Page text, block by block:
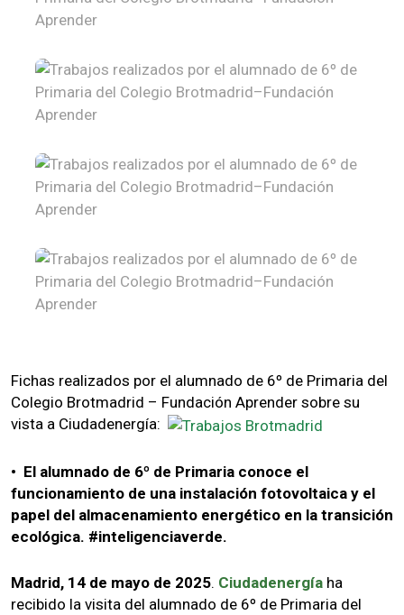
Fichas realizados por el alumnado de 6º de Primaria del
Colegio Brotmadrid – Fundación Aprender sobre su
vista a Ciudadenergía:
• El alumnado de 6º de Primaria conoce el
funcionamiento de una instalación fotovoltaica y el
papel del almacenamiento energético en la transición
ecológica. #inteligenciaverde.
Madrid, 14 de mayo de 2025. Ciudadenergía ha
recibido la visita del alumnado de 6º de Primaria del